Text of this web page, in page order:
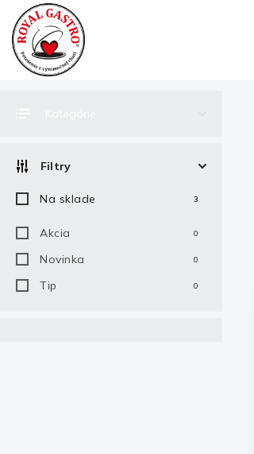
Filtry
Na sklade 3
Akcia 0
Novinka 0
Tip 0